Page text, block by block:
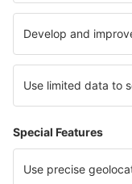
Hoteluri in Southern
Hoteluri in Rose Valley